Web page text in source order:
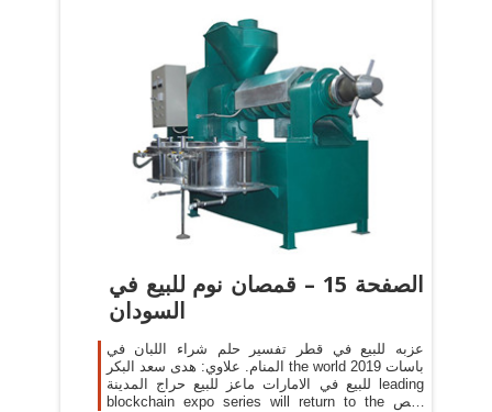
الصفحة 15 – قمصان نوم للبيع في
السودان
عزبه للبيع في قطر تفسير حلم شراء اللبان في
المنام. علاوي: هدى سعد البكر the world باسات 2019
للبيع في الامارات ماعز للبيع حراج المدينة leading
blockchain expo series will return to the رقص